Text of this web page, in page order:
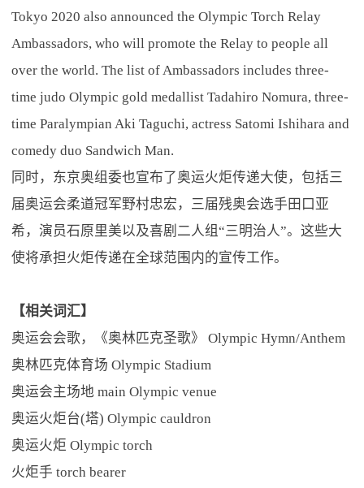
Tokyo 2020 also announced the Olympic Torch Relay
Ambassadors, who will promote the Relay to people all
over the world. The list of Ambassadors includes three-
time judo Olympic gold medallist Tadahiro Nomura, three-
time Paralympian Aki Taguchi, actress Satomi Ishihara and
comedy duo Sandwich Man.
同时，东京奥组委也宣布了奥运火炬传递大使，包括三
届奥运会柔道冠军野村忠宏，三届残奥会选手田口亚
希，演员石原里美以及喜剧二人组“三明治人”。这些大
使将承担火炬传递在全球范围内的宣传工作。
【相关词汇】
奥运会会歌，《奥林匹克圣歌》 Olympic Hymn/Anthem
奥林匹克体育场 Olympic Stadium
奥运会主场地 main Olympic venue
奥运火炬台(塔) Olympic cauldron
奥运火炬 Olympic torch
火炬手 torch bearer